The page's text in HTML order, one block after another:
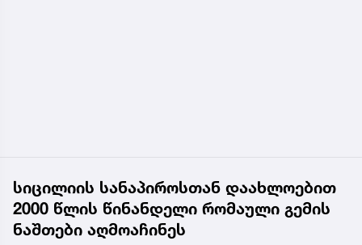
სიცილიის სანაპიროსთან დაახლოებით
2000 წლის წინანდელი რომაული გემის
ნაშთები აღმოაჩინეს